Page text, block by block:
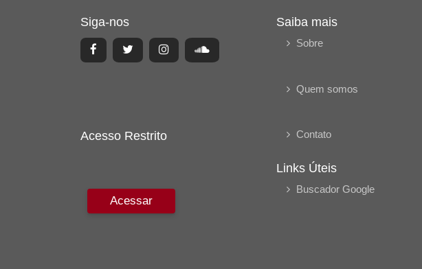
Siga-nos
Acesso Restrito
Acessar
Saiba mais
Sobre
Quem somos
Contato
Links Úteis
Buscador Google